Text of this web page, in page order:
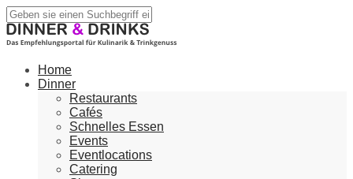
Home
Dinner
Restaurants
Cafés
Schnelles Essen
Events
Eventlocations
Catering